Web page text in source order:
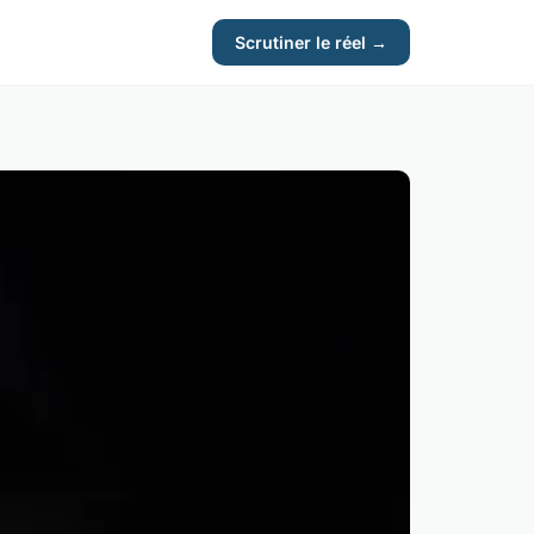
Scrutiner le réel →